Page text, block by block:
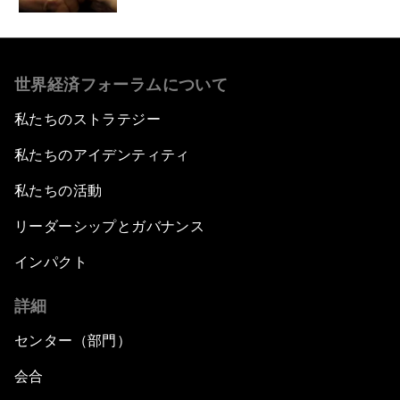
世界経済フォーラムについて
私たちのストラテジー
私たちのアイデンティティ
私たちの活動
リーダーシップとガバナンス
インパクト
詳細
センター（部門）
会合